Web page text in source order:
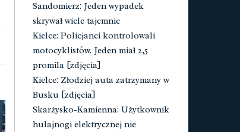
Sandomierz: Jeden wypadek
skrywał wiele tajemnic
Kielce: Policjanci kontrolowali
motocyklistów. Jeden miał 2,5
promila [zdjęcia]
Kielce: Złodziej auta zatrzymany w
Busku [zdjęcia]
Skarżysko-Kamienna: Użytkownik
hulajnogi elektrycznej nie